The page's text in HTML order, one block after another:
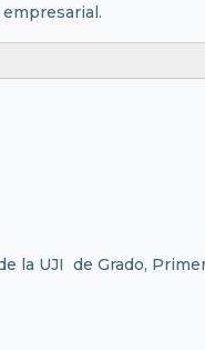
la UJI de Grado,